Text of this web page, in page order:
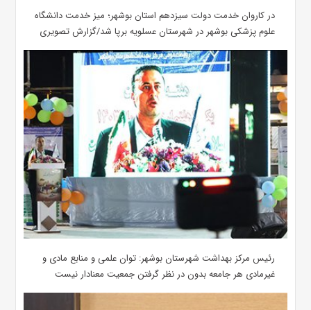
در کاروان خدمت دولت سیزدهم استان بوشهر؛ میز خدمت دانشگاه
علوم پزشکی بوشهر در شهرستان عسلویه برپا شد/گزارش تصویری
رئیس مرکز بهداشت شهرستان بوشهر: توان علمی و منابع مادی و
غیرمادی هر جامعه بدون در نظر گرفتن جمعیت معنادار نیست